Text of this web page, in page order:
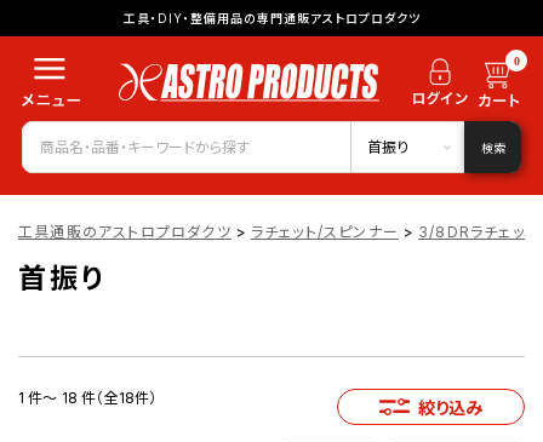
工具・DIY・整備用品の専門通販アストロプロダクツ
0
首振り 検索
工具通販のアストロプロダクツ > ラチェット/スピンナー > 3/8DRラチェット
首振り
1 件～ 18 件（全18件） 絞り込み